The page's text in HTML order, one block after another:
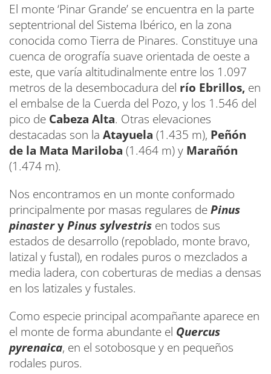
El monte ‘Pinar Grande’ se encuentra en la parte
septentrional del Sistema Ibérico, en la zona
conocida como Tierra de Pinares. Constituye una
cuenca de orografía suave orientada de oeste a
este, que varía altitudinalmente entre los 1.097
metros de la desembocadura del río Ebrillos, en
el embalse de la Cuerda del Pozo, y los 1.546 del
pico de Cabeza Alta. Otras elevaciones
destacadas son la Atayuela (1.435 m), Peñón
de la Mata Mariloba (1.464 m) y Marañón
(1.474 m).
Nos encontramos en un monte conformado
principalmente por masas regulares dePinus
pinasteryPinus sylvestris en todos sus
estados de desarrollo (repoblado, monte bravo,
latizal y fustal), en rodales puros o mezclados a
media ladera, con coberturas de medias a densas
en los latizales y fustales.
Como especie principal acompañante aparece en
el monte de forma abundante el Quercus
pyrenaica, en el sotobosque y en pequeños
rodales puros.